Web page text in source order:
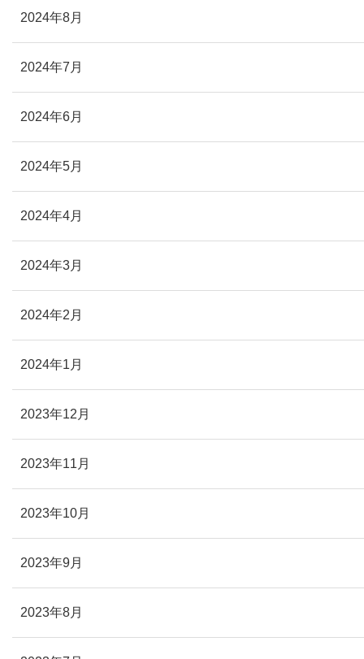
2024年8月
2024年7月
2024年6月
2024年5月
2024年4月
2024年3月
2024年2月
2024年1月
2023年12月
2023年11月
2023年10月
2023年9月
2023年8月